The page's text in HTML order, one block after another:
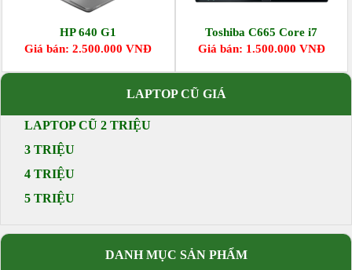
HP 640 G1
Giá bán: 2.500.000 VNĐ
Toshiba C665 Core i7
Giá bán: 1.500.000 VNĐ
LAPTOP CŨ GIÁ
LAPTOP CŨ 2 TRIỆU
3 TRIỆU
4 TRIỆU
5 TRIỆU
DANH MỤC SẢN PHẨM